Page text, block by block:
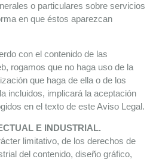
o particulares sobre servicios
en que éstos aparezcan
con el contenido de las
rogamos que no haga uso de la
que haga de ella o de los
incluidos, implicará la aceptación
en el texto de este Aviso Legal.
E INDUSTRIAL.
limitativo, de los derechos de
del contenido, diseño gráfico,